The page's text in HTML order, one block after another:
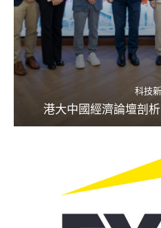
科技
港大中國經濟論壇剖